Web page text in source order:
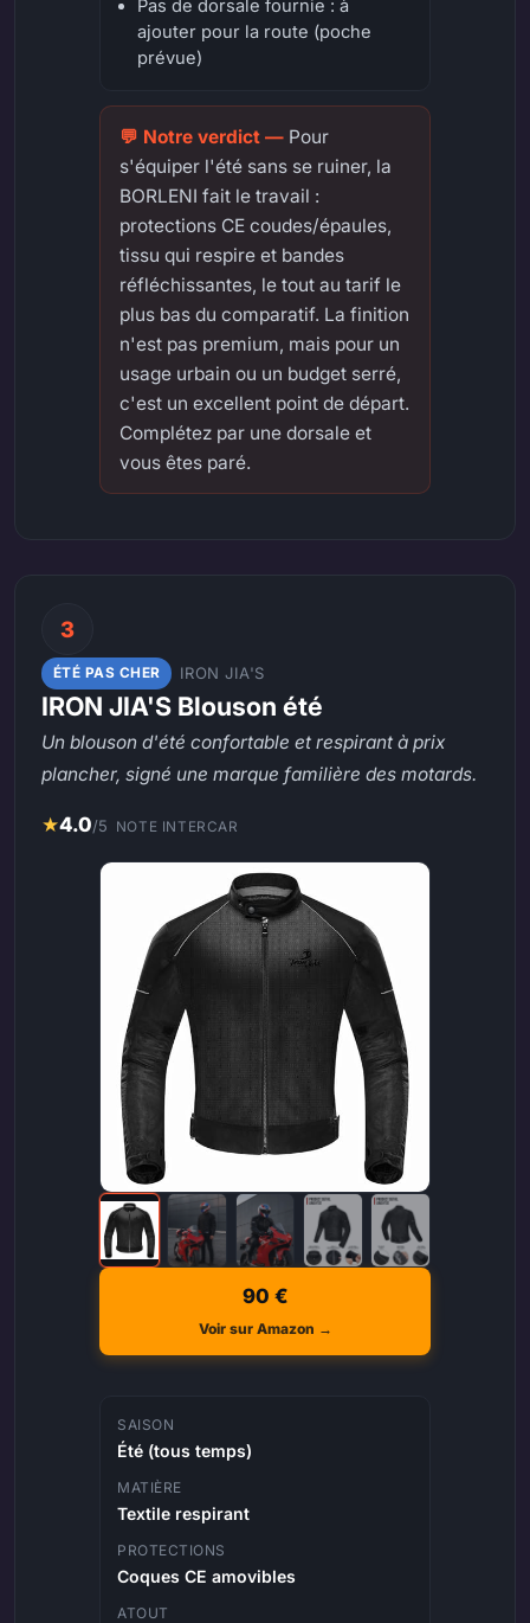
Pas de dorsale fournie : à
ajouter pour la route (poche
prévue)
Pour
s'équiper l'été sans se ruiner, la
BORLENI fait le travail :
protections CE coudes/épaules,
tissu qui respire et bandes
réfléchissantes, le tout au tarif le
plus bas du comparatif. La finition
n'est pas premium, mais pour un
usage urbain ou un budget serré,
c'est un excellent point de départ.
Complétez par une dorsale et
vous êtes paré.
3
ÉTÉ PAS CHER IRON JIA'S
IRON JIA'S Blouson été
Un blouson d'été confortable et respirant à prix
plancher, signé une marque familière des motards.
★4.0/5 NOTE INTERCAR
90 €
Voir sur Amazon →
SAISON
Été (tous temps)
MATIÈRE
Textile respirant
PROTECTIONS
Coques CE amovibles
ATOUT